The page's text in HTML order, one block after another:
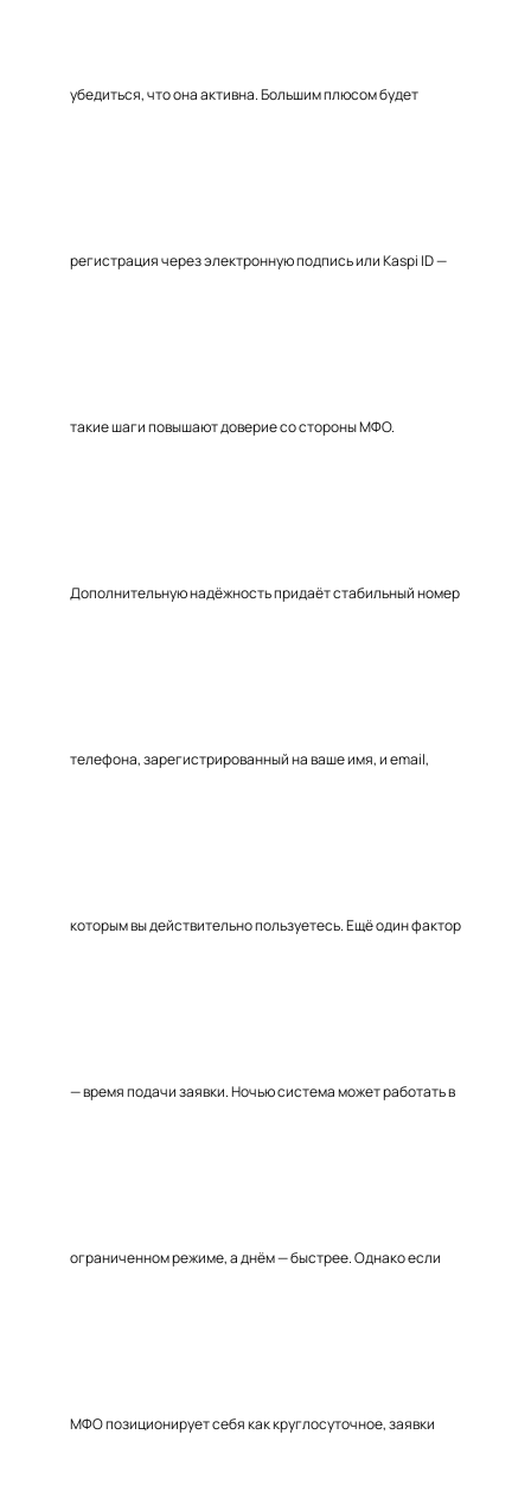
убедиться, что она активна. Большим плюсом будет
регистрация через электронную подпись или Kaspi ID —
такие шаги повышают доверие со стороны МФО.
Дополнительную надёжность придаёт стабильный номер
телефона, зарегистрированный на ваше имя, и email,
которым вы действительно пользуетесь. Ещё один фактор
— время подачи заявки. Ночью система может работать в
ограниченном режиме, а днём — быстрее. Однако если
МФО позиционирует себя как круглосуточное, заявки